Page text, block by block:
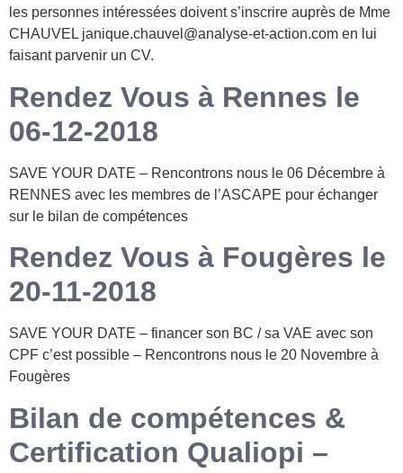
les personnes intéressées doivent s’inscrire auprès de Mme
CHAUVEL janique.chauvel@analyse-et-action.com en lui
faisant parvenir un CV.
Rendez Vous à Rennes le
06-12-2018
SAVE YOUR DATE – Rencontrons nous le 06 Décembre à
RENNES avec les membres de l’ASCAPE pour échanger
sur le bilan de compétences
Rendez Vous à Fougères le
20-11-2018
SAVE YOUR DATE – financer son BC / sa VAE avec son
CPF c’est possible – Rencontrons nous le 20 Novembre à
Fougères
Bilan de compétences &
Certification Qualiopi –